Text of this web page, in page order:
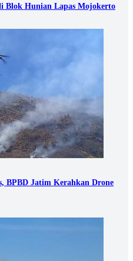
Blok Hunian Lapas Mojokerto
BPBD Jatim Kerahkan Drone